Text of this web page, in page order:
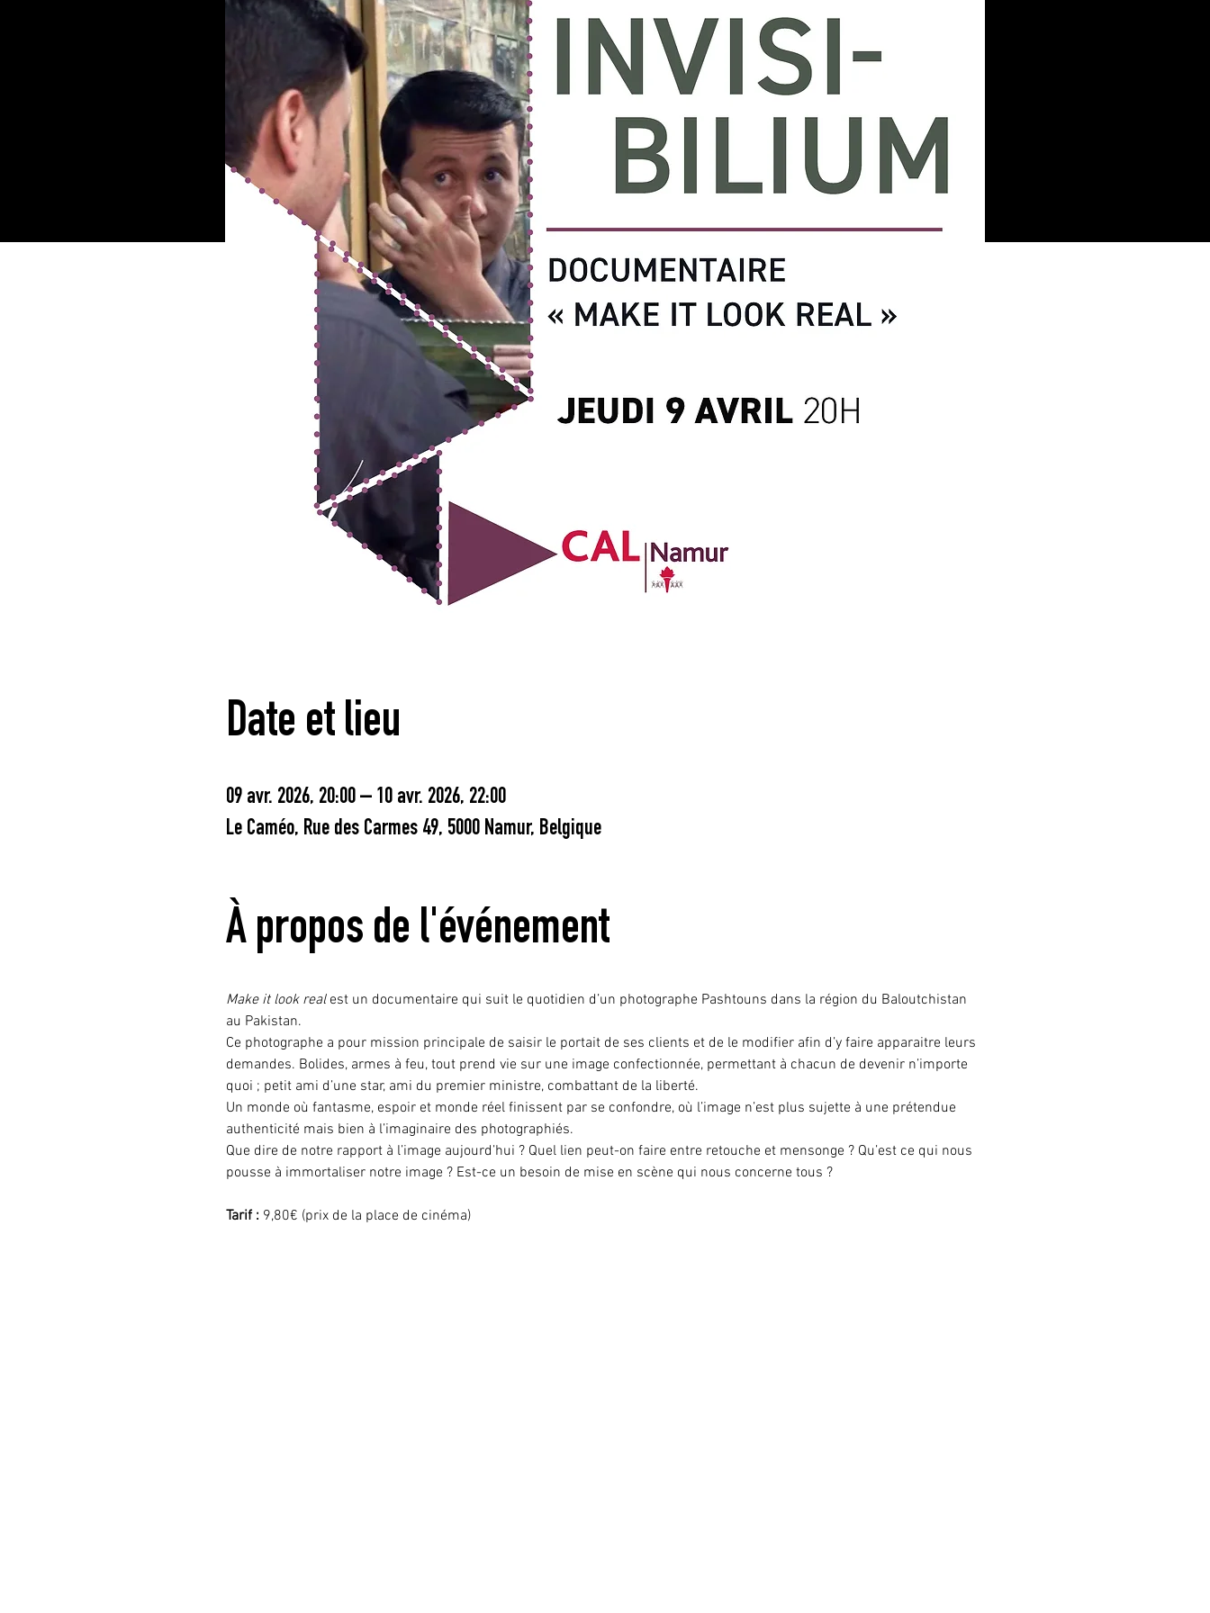
Date et lieu
09 avr. 2026, 20:00 – 10 avr. 2026, 22:00
Le Caméo, Rue des Carmes 49, 5000 Namur, Belgique
À propos de l'événement
Make it look real est un documentaire qui suit le quotidien d’un photographe Pashtouns dans la région du Baloutchistan
au Pakistan.
Ce photographe a pour mission principale de saisir le portait de ses clients et de le modifier afin d’y faire apparaitre leurs
demandes. Bolides, armes à feu, tout prend vie sur une image confectionnée, permettant à chacun de devenir n’importe
quoi ; petit ami d’une star, ami du premier ministre, combattant de la liberté.
Un monde où fantasme, espoir et monde réel finissent par se confondre, où l’image n’est plus sujette à une prétendue
authenticité mais bien à l’imaginaire des photographiés.
Que dire de notre rapport à l’image aujourd’hui ? Quel lien peut-on faire entre retouche et mensonge ? Qu’est ce qui nous
pousse à immortaliser notre image ? Est-ce un besoin de mise en scène qui nous concerne tous ?
Tarif : 9,80€ (prix de la place de cinéma)